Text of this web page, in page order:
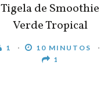
Tigela de Smoothie
Verde Tropical
1 10 MINUTOS
1